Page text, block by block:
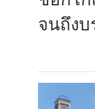
จนถึงบ